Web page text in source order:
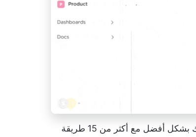
تصوّر المهام والمشروعات وسير العمل بالطريقة التي تناسبك بشكل أفضل مع أكثر من 15 طريقة